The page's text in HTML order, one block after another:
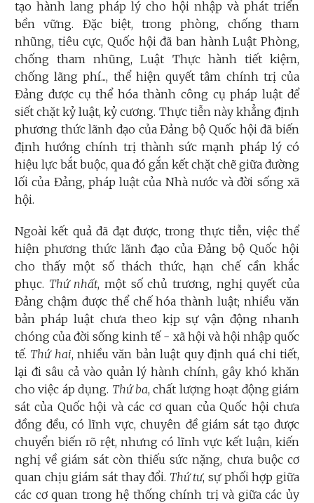
tạo hành lang pháp lý cho hội nhập và phát triển
bền vững. Đặc biệt, trong phòng, chống tham
nhũng, tiêu cực, Quốc hội đã ban hành Luật Phòng,
chống tham nhũng, Luật Thực hành tiết kiệm,
chống lãng phí..., thể hiện quyết tâm chính trị của
Đảng được cụ thể hóa thành công cụ pháp luật để
siết chặt kỷ luật, kỷ cương. Thực tiễn này khẳng định
phương thức lãnh đạo của Đảng bộ Quốc hội đã biến
định hướng chính trị thành sức mạnh pháp lý có
hiệu lực bắt buộc, qua đó gắn kết chặt chẽ giữa đường
lối của Đảng, pháp luật của Nhà nước và đời sống xã
hội.
Ngoài kết quả đã đạt được, trong thực tiễn, việc thể
hiện phương thức lãnh đạo của Đảng bộ Quốc hội
cho thấy một số thách thức, hạn chế cần khắc
phục. Thứ nhất, một số chủ trương, nghị quyết của
Đảng chậm được thể chế hóa thành luật; nhiều văn
bản pháp luật chưa theo kịp sự vận động nhanh
chóng của đời sống kinh tế - xã hội và hội nhập quốc
tế. Thứ hai, nhiều văn bản luật quy định quá chi tiết,
lại đi sâu cả vào quản lý hành chính, gây khó khăn
cho việc áp dụng. Thứ ba, chất lượng hoạt động giám
sát của Quốc hội và các cơ quan của Quốc hội chưa
đồng đều, có lĩnh vực, chuyên đề giám sát tạo được
chuyển biến rõ rệt, nhưng có lĩnh vực kết luận, kiến
nghị về giám sát còn thiếu sức nặng, chưa buộc cơ
quan chịu giám sát thay đổi. Thứ tư, sự phối hợp giữa
các cơ quan trong hệ thống chính trị và giữa các ủy